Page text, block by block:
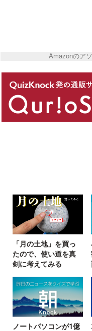
Amazonのア
「月の土地」を買っ
たので、使い道を真
剣に考えてみる
ノートパソコンが1億